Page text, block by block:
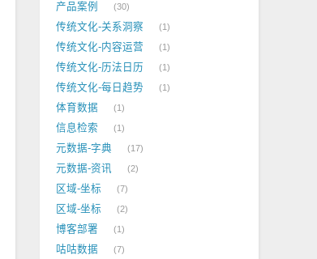
产品案例 30
传统文化-关系洞察 1
传统文化-内容运营 1
传统文化-历法日历 1
传统文化-每日趋势 1
体育数据 1
信息检索 1
元数据-字典 17
元数据-资讯 2
区域-坐标 7
区域-坐标 2
博客部署 1
咕咕数据 7